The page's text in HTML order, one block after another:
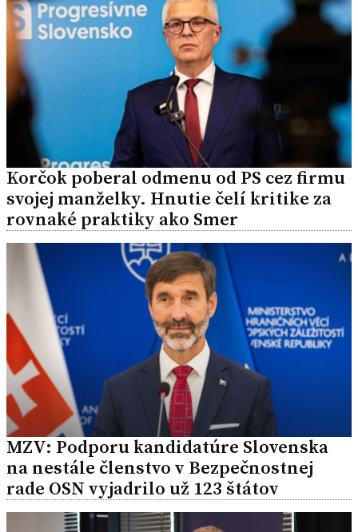
Korčok poberal odmenu od PS cez firmu
svojej manželky. Hnutie čelí kritike za
rovnaké praktiky ako Smer
MZV: Podporu kandidatúre Slovenska
na nestále členstvo v Bezpečnostnej
rade OSN vyjadrilo už 123 štátov